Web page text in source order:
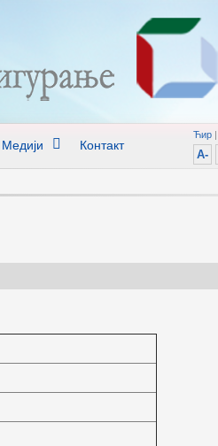
Медији Контакт
Ћир|
A-